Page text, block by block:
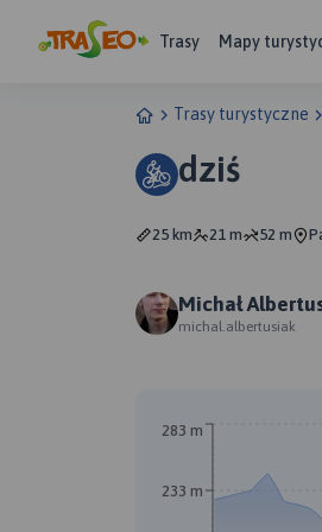
Trasy Mapy
Trasy turystyczne
dziś
25 km 21 m 52 m
Michał
michal.albertusiak
233 m
283 m